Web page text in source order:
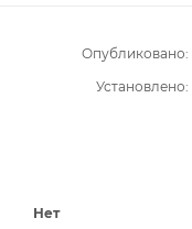
Опубликовано:
Установлено:
Нет